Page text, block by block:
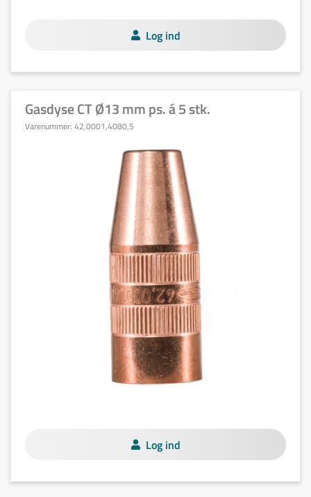
Log ind
Gasdyse CT Ø13 mm ps. á 5 stk.
Varenummer: 42,0001,4080,5
Log ind